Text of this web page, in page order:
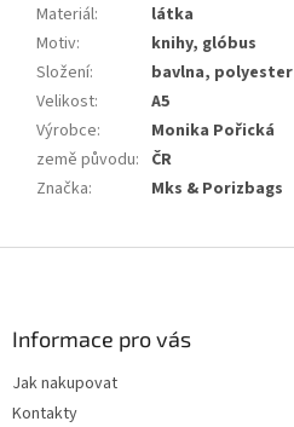
Materiál:
látka
Motiv:
knihy, glóbus
Složení:
bavlna, polyester
Velikost:
A5
Výrobce:
Monika Pořická
země původu: ČR
Značka: Mks & Porizbags
Informace pro vás
Jak nakupovat
Kontakty